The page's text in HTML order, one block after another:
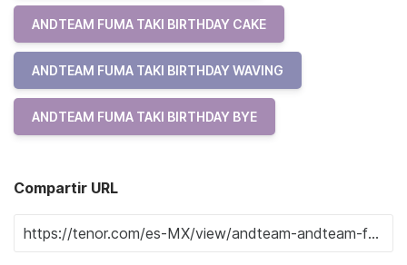
ANDTEAM FUMA TAKI BIRTHDAY CAKE
ANDTEAM FUMA TAKI BIRTHDAY WAVING
ANDTEAM FUMA TAKI BIRTHDAY BYE
Compartir URL